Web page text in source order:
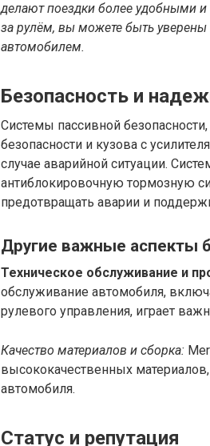
делают поездки более удобными
за рулём, вы можете быть
автомобилем.
Безопасность и
Системы пассивной
безопасности и кузова с
случае аварийной ситуации.
антиблокировочную тормозную
предотвращать аварии и
Другие важные аспекты
Техническое обслуживание и
обслуживание автомобиля,
рулевого управления, играет
Качество материалов и сборка:
высококачественных
автомобиля.
Статус и репутация